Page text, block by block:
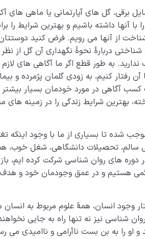
برقی، گل­ های آپارتمانی یا ماهی ­های
با آن­ها داشته باشیم و بهترین شرایط را
از آنها می‌ رویم. فرض کنید
دربارۀ نحوۀ نگهداری آن گل از نظر
به طور قطع اگر ما آگاهی­ های لازم
رفتار کنیم، به زودی گل­مان پژمرده و
آگاهی در مورد خودمان بسیار
بهترین شرایط زندگی را در زمینه­ های
شده تا بسیاری از ما با وجود اینکه
سالم، تحصیلات دانشگاهی، شغل خوب،
دوره­ های روان شناسی شرکت کرده ­ایم،
هستیم و در عمق وجودمان خود و هدف
انسان، همۀ علوم مربوط به انسان
شناسی نیز نه تنها راه به جایی
او را به بن­ بست ناآرامی و ناامیدی می­